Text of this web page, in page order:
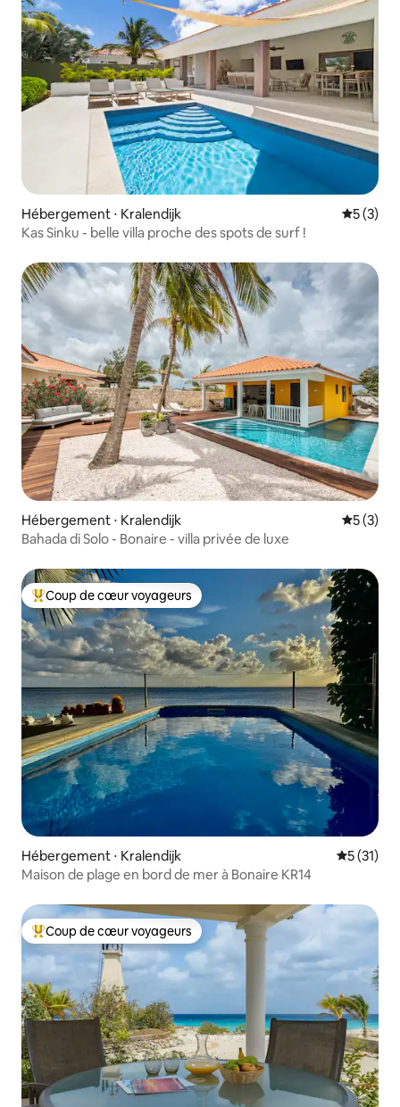
Hébergement ⋅ Kralendijk
5 (3)
Kas Sinku - belle villa proche des spots de surf !
Hébergement ⋅ Kralendijk
5 (3)
Bahada di Solo - Bonaire - villa privée de luxe
Coups de cœur voyageurs les plus appréciés
Coup de cœur voyageurs
Hébergement ⋅ Kralendijk
5 (31)
Maison de plage en bord de mer à Bonaire KR14
Coups de cœur voyageurs les plus appréciés
Coup de cœur voyageurs